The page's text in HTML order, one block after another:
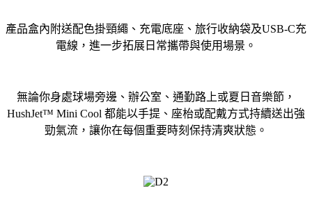
產品盒內附送配色掛頸繩、充電底座、旅行收納袋及USB-C充
電線，進一步拓展日常攜帶與使用場景。
無論你身處球場旁邊、辦公室、通勤路上或夏日音樂節，
HushJet™ Mini Cool 都能以手提、座枱或配戴方式持續送出強
勁氣流，讓你在每個重要時刻保持清爽狀態。